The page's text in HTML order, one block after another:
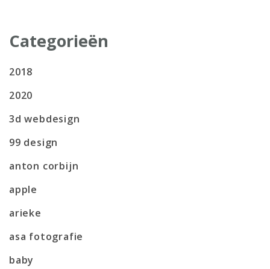
Categorieën
2018
2020
3d webdesign
99 design
anton corbijn
apple
arieke
asa fotografie
baby